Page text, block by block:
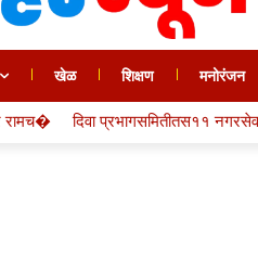
खेळ शिक्षण मनोरंजन
प्रभागसमितीतस११ नगरसेवकांचा